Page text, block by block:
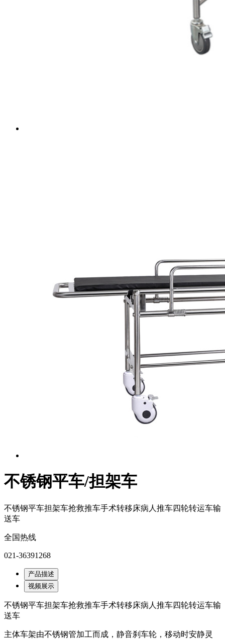
不锈钢平车/担架车
不锈钢平车担架车抢救推车手术转移床病人推车四轮转运车输
送车
全国热线
021-36391268
产品描述
视频展示
不锈钢平车担架车抢救推车手术转移床病人推车四轮转运车输
送车
主体车架由不锈钢管加工而成，静音刹车轮，移动时安静灵